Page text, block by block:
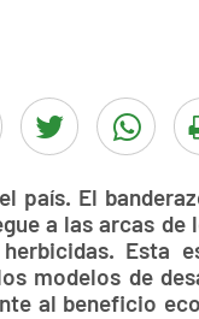
país. El
a las arcas de
Esta
modelos de
al beneficio